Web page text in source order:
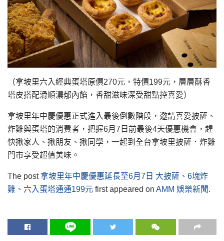
（拿坡里六入經典蛋塔原價270元，特價199元，層層酥香
塔皮搭配滑順濃郁內餡，香甜滋味深受甜點控喜愛）
拿坡里年中慶優惠正式進入最後倒數階段，邀請喜愛披薩、
炸雞與蛋塔的消費者，把握6月7日前最後4天優惠機會，趕
快揪家人、揪朋友、揪同學，一起到全台拿坡里披薩．炸雞
門市享受超值美味。
The post拿坡里年中慶優惠延長至6月7日 大披薩、6塊炸
雞、六入蛋塔通通199元 first appeared on AMM 娛樂新聞.